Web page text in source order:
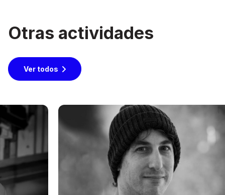
Otras actividades
Ver todos